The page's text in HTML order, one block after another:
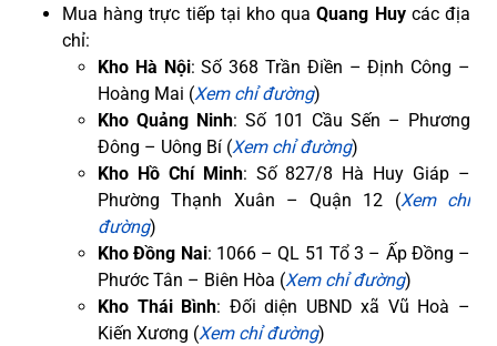
Mua hàng trực tiếp tại kho quaQuang Huycác địa
chỉ:
Kho Hà Nội: Số 368 Trần Điền – Định Công –
Hoàng Mai (Xem chỉ đường)
Kho Quảng Ninh: Số 101 Cầu Sến – Phương
Đông – Uông Bí (Xem chỉ đường)
Kho Hồ Chí Minh: Số 827/8 Hà Huy Giáp –
Phường Thạnh Xuân – Quận 12 (Xem chỉ
đường)
Kho Đồng Nai: 1066 – QL 51 Tổ 3 – Ấp Đồng –
Phước Tân – Biên Hòa (Xem chỉ đường)
Kho Thái Bình: Đối diện UBND xã Vũ Hoà –
Kiến Xương (Xem chỉ đường)